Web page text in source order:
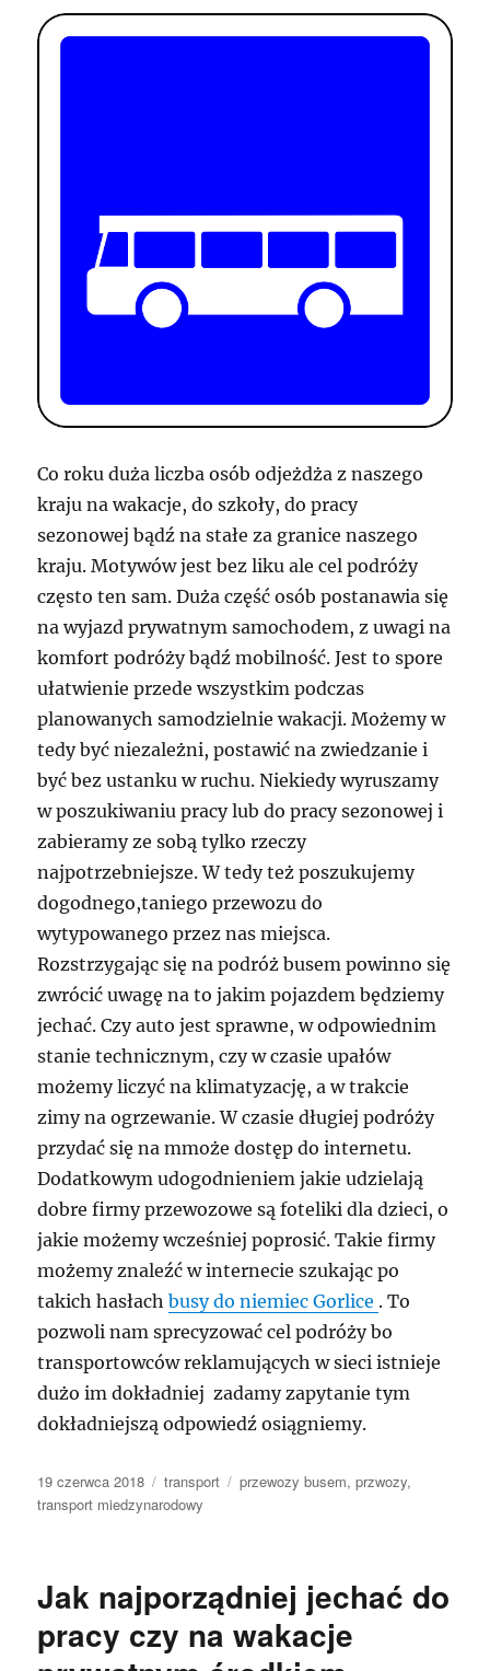
Co roku duża liczba osób odjeżdża z naszego
kraju na wakacje, do szkoły, do pracy
sezonowej bądź na stałe za granice naszego
kraju. Motywów jest bez liku ale cel podróży
często ten sam. Duża część osób postanawia się
na wyjazd prywatnym samochodem, z uwagi na
komfort podróży bądź mobilność. Jest to spore
ułatwienie przede wszystkim podczas
planowanych samodzielnie wakacji. Możemy w
tedy być niezależni, postawić na zwiedzanie i
być bez ustanku w ruchu. Niekiedy wyruszamy
w poszukiwaniu pracy lub do pracy sezonowej i
zabieramy ze sobą tylko rzeczy
najpotrzebniejsze. W tedy też poszukujemy
dogodnego,taniego przewozu do
wytypowanego przez nas miejsca.
Rozstrzygając się na podróż busem powinno się
zwrócić uwagę na to jakim pojazdem będziemy
jechać. Czy auto jest sprawne, w odpowiednim
stanie technicznym, czy w czasie upałów
możemy liczyć na klimatyzację, a w trakcie
zimy na ogrzewanie. W czasie długiej podróży
przydać się na mmoże dostęp do internetu.
Dodatkowym udogodnieniem jakie udzielają
dobre firmy przewozowe są foteliki dla dzieci, o
jakie możemy wcześniej poprosić. Takie firmy
możemy znaleźć w internecie szukając po
takich hasłachbusy do niemiec Gorlice . To
pozwoli nam sprecyzować cel podróży bo
transportowców reklamujących w sieci istnieje
dużo im dokładniej zadamy zapytanie tym
dokładniejszą odpowiedź osiągniemy.
Data
publikacji
19 czerwca 2018 Kategorie
transport Tagi
przewozy busem,przwozy,
transport miedzynarodowy
Jak najporządniej jechać do
pracy czy na wakacje